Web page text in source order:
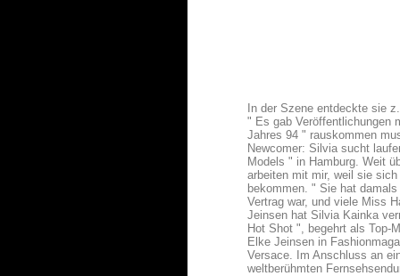
In der Szene entdeckte sie
" Es gab Veröffentlichungen
Jahres 94 " rauskommen
Newcomer: Silvia sucht
Models " in Hamburg. Weit
arbeiten mit mir, weil sie
bekommen. " Sie hat
Vertrag war, und viele Miss
Jeinsen hat Silvia Kainka
Hot Shot ", begehrt als Top-
Elke Jeinsen in
Versace. Im Anschluss an
weltberühmten